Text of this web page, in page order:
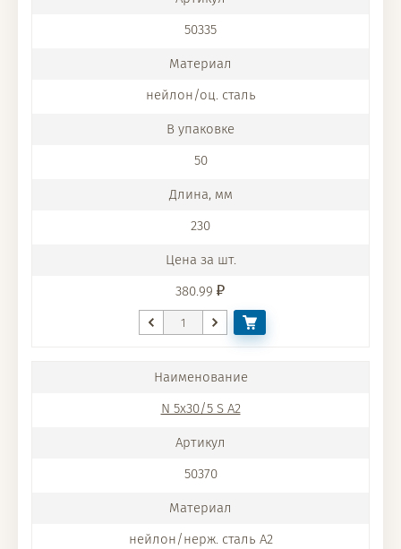
50335
нейлон/оц. сталь
50
230
380.99
N 5x30/5 S A2
50370
нейлон/нерж. сталь A2